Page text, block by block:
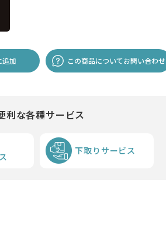
追加 この商品についてお問い合わせ
利な各種サービス
下取りサービス